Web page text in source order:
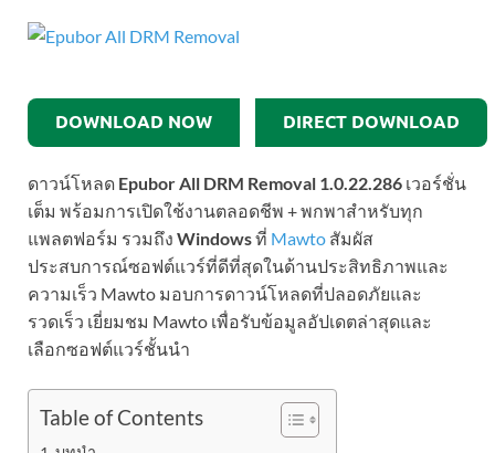
DOWNLOAD NOW DIRECT DOWNLOAD
ดาวน์โหลด Epubor All DRM Removal 1.0.22.286 เวอร์ชั่น
เต็ม พร้อมการเปิดใช้งานตลอดชีพ + พกพาสำหรับทุก
แพลตฟอร์ม รวมถึง Windowsที่ Mawto สัมผัส
ประสบการณ์ซอฟต์แวร์ที่ดีที่สุดในด้านประสิทธิภาพและ
ความเร็ว Mawto มอบการดาวน์โหลดที่ปลอดภัยและ
รวดเร็ว เยี่ยมชม Mawto เพื่อรับข้อมูลอัปเดตล่าสุดและ
เลือกซอฟต์แวร์ชั้นนำ
Table of Contents